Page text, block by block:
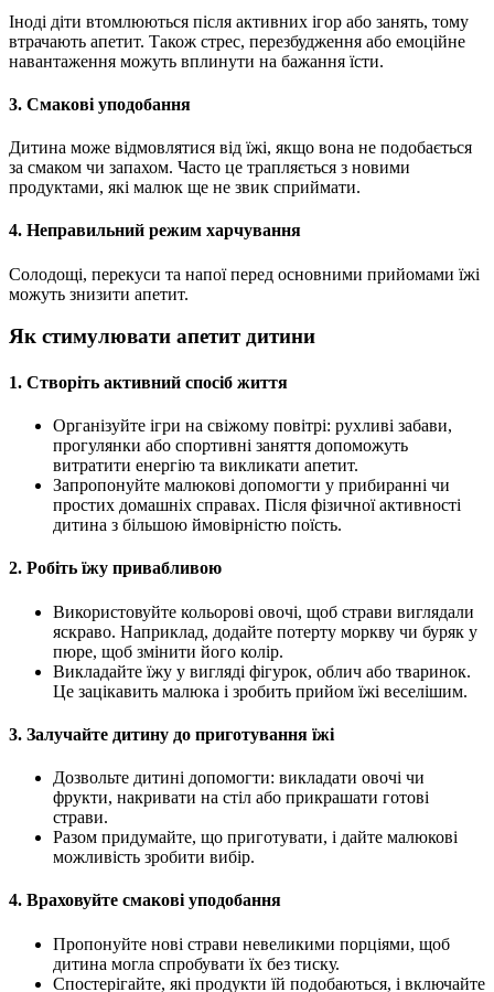
Іноді діти втомлюються після активних ігор або занять, тому
втрачають апетит. Також стрес, перезбудження або емоційне
навантаження можуть вплинути на бажання їсти.
3. Смакові уподобання
Дитина може відмовлятися від їжі, якщо вона не подобається
за смаком чи запахом. Часто це трапляється з новими
продуктами, які малюк ще не звик сприймати.
4. Неправильний режим харчування
Солодощі, перекуси та напої перед основними прийомами їжі
можуть знизити апетит.
Як стимулювати апетит дитини
1. Створіть активний спосіб життя
Організуйте ігри на свіжому повітрі: рухливі забави,
прогулянки або спортивні заняття допоможуть
витратити енергію та викликати апетит.
Запропонуйте малюкові допомогти у прибиранні чи
простих домашніх справах. Після фізичної активності
дитина з більшою ймовірністю поїсть.
2. Робіть їжу привабливою
Використовуйте кольорові овочі, щоб страви виглядали
яскраво. Наприклад, додайте потерту моркву чи буряк у
пюре, щоб змінити його колір.
Викладайте їжу у вигляді фігурок, облич або тваринок.
Це зацікавить малюка і зробить прийом їжі веселішим.
3. Залучайте дитину до приготування їжі
Дозвольте дитині допомогти: викладати овочі чи
фрукти, накривати на стіл або прикрашати готові
страви.
Разом придумайте, що приготувати, і дайте малюкові
можливість зробити вибір.
4. Враховуйте смакові уподобання
Пропонуйте нові страви невеликими порціями, щоб
дитина могла спробувати їх без тиску.
Спостерігайте, які продукти їй подобаються, і включайте